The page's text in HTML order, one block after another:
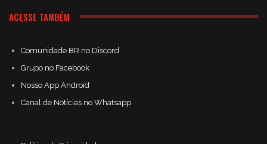
ACESSE TAMBÉM
Comunidade BR no Discord
Grupo no Facebook
Nosso App Android
Canal de Notícias no Whatsapp